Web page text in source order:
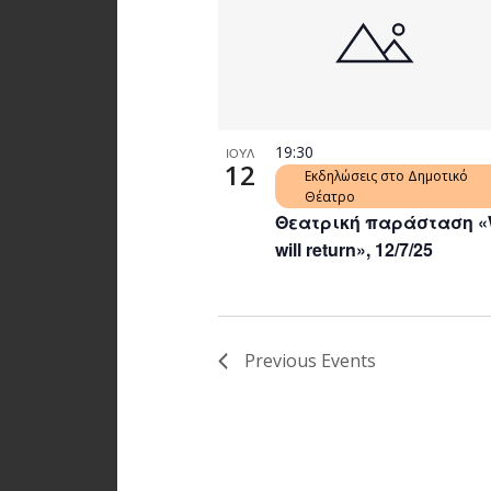
ΙΟΥΛ
12
Θεατρική παράσταση
will return», 12/7/25
19:30
Εκδηλώσεις στο Δημοτικό
Θέατρο
Previous Events